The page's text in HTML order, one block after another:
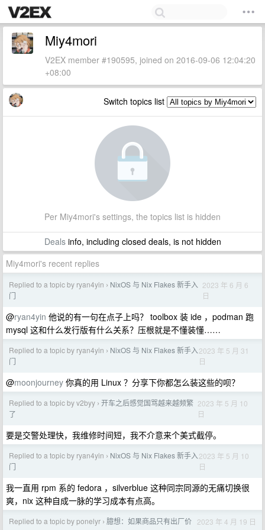
Miy4mori
V2EX member #190595, joined on 2016-09-06 12:04:20
+08:00
Switch topics list
Per Miy4mori's settings, the topics list is hidden
Dealsinfo, including closed deals, is not hidden
Miy4mori's recent replies
Replied to a topic by ryan4yin › NixOS 与 Nix Flakes 新手入
门
2023 年 6 月 6
日
@ryan4yin 他说的有一句在点子上吗？ toolbox 装 ide ，podman 跑
mysql 这和什么发行版有什么关系？压根就是不懂装懂……
Replied to a topic by ryan4yin › NixOS 与 Nix Flakes 新手入
门
2023 年 5 月 31
日
@moonjourney 你真的用 Linux ？分享下你都怎么装这些的呗？
Replied to a topic by v2byy › 开车之后感觉国骂越来越频繁
了
2023 年 5 月 10
日
要是交警处理快，我维修时间短，我不介意来个美式截停。
Replied to a topic by ryan4yin › NixOS 与 Nix Flakes 新手入
门
2023 年 5 月 10
日
我一直用 rpm 系的 fedora ，silverblue 这种同宗同源的无痛切换很
爽，nix 这种自成一脉的学习成本有点高。
Replied to a topic by ponelyr › 臆想：如果商品只有出厂价 2023 年 4 月 19 日